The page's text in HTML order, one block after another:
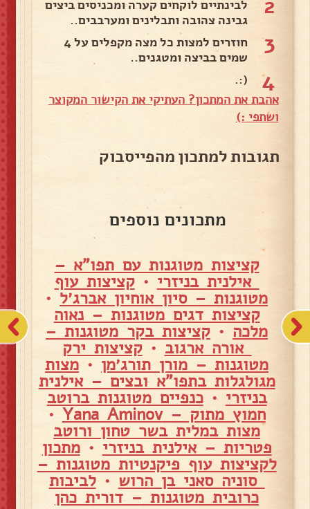
לבינתיים לוקחים קערה ומכניסים ביצים
גבינה צהובה ותבלינים ומערבבים..
3
חוזרים למצות כל מצה מקפלים על 4
שמים בביצה ומטגנים..
4
(:.
אהבת את המתכון? העתיקי את הקישור המקוצר
ושתפי :)
תגובות למתכון מהפייסבוק
מתכונים נוספים
קציצות מטוגנות עם תפו"א –
אילנית בניזרי •קציצות עוף
מטוגנות – סיון אוחיון אברג׳ל •
קציצות דגים מטוגנות – נאוה
מלכה • קציצות בקר מטוגנות –
אורה ארגוב •קציצות ירק
מטוגנות – מורן תורג׳מן • מצות
מגולגלות בתפו"א ובצים – אילנית
בניזרי •כנפיים מטוגנות ברוטב
חמוץ מתוק – Yana Aminov •
מצות במלית בשר טחון ורוטב
פטריות – אילנית בניזרי •מתכון
לקציצות עוף פיקנטיות מטוגנות –
סוניה סאני בן הרוש •לביבות
כרובית מטוגנות – דורית כהן